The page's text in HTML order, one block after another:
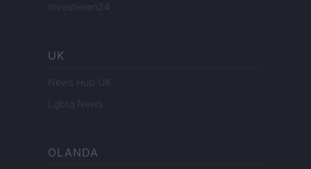
Investieren24
UK
News Hub UK
Lgbtq News
OLANDA